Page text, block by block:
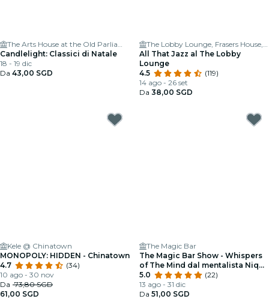
The Arts House at the Old Parliament
Candlelight: Classici di Natale
18 - 19 dic
Da 43,00 SGD
The Lobby Lounge, Frasers House, a Luxury Collection Hotel, Singapore
All That Jazz al The Lobby
Lounge
4.5
(119)
14 ago - 26 set
Da 38,00 SGD
Kele @ Chinatown
MONOPOLY: HIDDEN - Chinatown
4.7
(34)
10 ago - 30 nov
Da 73,80 SGD
61,00 SGD
The Magic Bar
The Magic Bar Show - Whispers
of The Mind dal mentalista Nique
Tan
5.0
(22)
13 ago - 31 dic
Da 51,00 SGD